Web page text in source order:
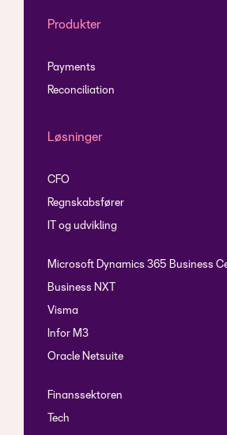
Produkter
Payments
Reconciliation
Løsninger
CFO
Regnskabsfører
IT og udvikling
Microsoft Dynamics 365 Business
Business NXT
Visma
Infor M3
Oracle Netsuite
Finanssektoren
Tech